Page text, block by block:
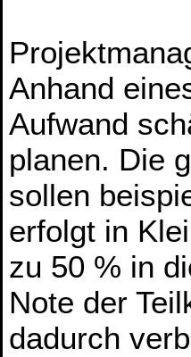
Anhand
Aufwand
planen. Die
sollen
erfolgt in
zu 50 % in
Note der
dadurch